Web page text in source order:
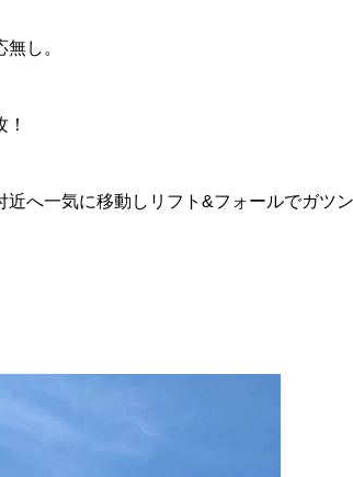
し。
へ一気に移動しリフト&フォールでガツ